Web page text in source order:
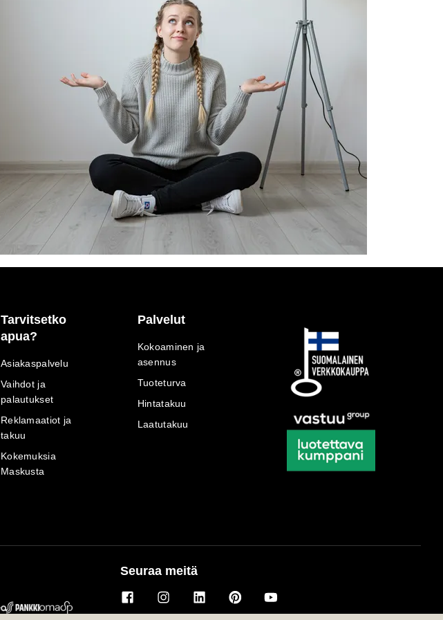
Tarvitsetko
apua?
Asiakaspalvelu
Vaihdot ja
palautukset
Reklamaatiot ja
takuu
Kokemuksia
Maskusta
Palvelut
Kokoaminen ja
asennus
Tuoteturva
Hintatakuu
Laatutakuu
Seuraa meitä